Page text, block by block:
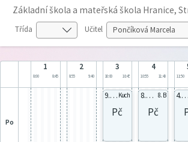
Základní škola a mateřská škola Hranice,
Třída Učitel
1
8:00 8:45
2
8:55 9:40
3
10:00 10:45
4
10:55 11:40 11:50
po
9.C Dív Kuch
Pč
8.B 8Bd2 8. B
Pč
4.A celá